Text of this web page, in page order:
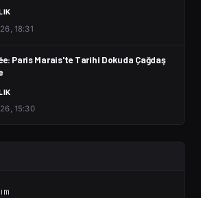
18:31
Paris Marais'te Tarihi Dokuda Çağdaş
15:30